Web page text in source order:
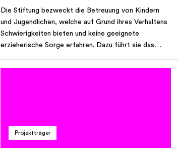
commercial mais revêt un caractère de pure utilité
publique. Les modifications de l'organisation et du
but de la fondation, ainsi que d'autres modifications
accessoires de l'acte de fondation, sont possibles
aux conditions fixées aux articles 85 à 86b CC.
Die Stiftung bezweckt die Betreuung von Kindern
und Jugendlichen, welche auf Grund ihres Verhaltens
Schwierigkeiten bieten und keine geeignete
erzieherische Sorge erfahren. Dazu führt sie das
Heimelig verfolgt keinen kommerziellen oder
Projektträger